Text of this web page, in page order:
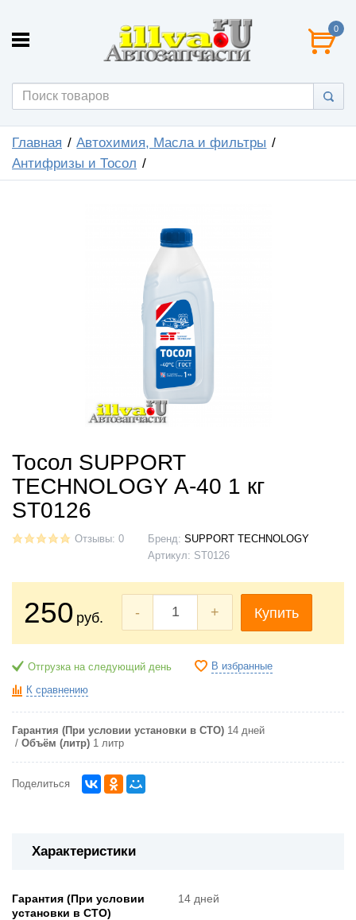
0
Главная
Автохимия, Масла и фильтры
Антифризы и Тосол
Тосол SUPPORT
TECHNOLOGY А-40 1 кг
ST0126
Отзывы: 0 Бренд: SUPPORT TECHNOLOGY
Артикул: ST0126
250 руб. - + Купить
Отгрузка на следующий день В избранные
К сравнению
Гарантия (При условии установки в СТО) 14 дней
Объём (литр) 1 литр
Поделиться
Характеристики
Гарантия (При условии
установки в СТО)
14 дней